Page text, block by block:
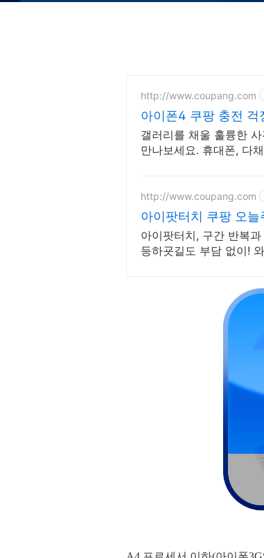
http://www.coupang.com
아이폰4 쿠팡 충전 걱
갤러리를 채울 훌륭한
만나보세요. 휴대폰, 다
http://www.coupang.com
아이팟터치 쿠팡 오
아이팟터치, 구간 반복
등하굣길도 부담 없이!